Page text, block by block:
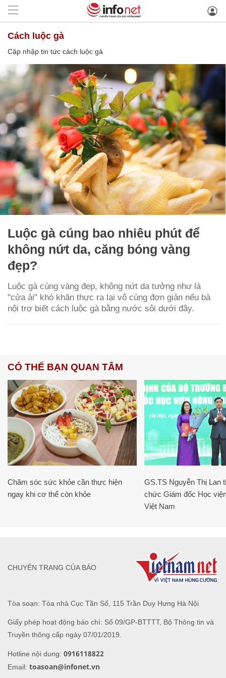
cách luộc gà
Cập nhập tin tức cách luộc gà
Luộc gà cúng bao nhiêu phút để
không nứt da, căng bóng vàng
đẹp?
Luộc gà cúng vàng đẹp, không nứt da tưởng như là
"cửa ải" khó khăn thực ra lại vô cùng đơn giản nếu bà
nội trợ biết cách luộc gà bằng nước sôi dưới đây.
CÓ THỂ BẠN QUAN TÂM
Chăm sóc sức khỏe cần thực hiện
ngay khi cơ thể còn khỏe
GS.TS Nguyễn Thị Lan
chức Giám đốc Học
Việt Nam
Tòa soạn: Tòa nhà Cục Tần Số, 115 Trần Duy Hưng Hà Nội
Giấy phép hoạt động báo chí: Số 09/GP-BTTTT, Bộ Thông tin và
Truyền thông cấp ngày 07/01/2019.
Hotline nội dung: 0916118822
Email: toasoan@infonet.vn
CHUYÊN TRANG CỦA BÁO